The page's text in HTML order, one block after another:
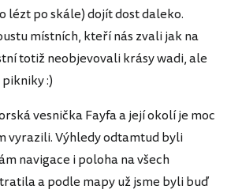
lézt po skále) dojít dost daleko.
místních, kteří nás zvali jak na
totiž neobjevovali krásy wadi, ale
:)
vesnička Fayfa a její okolí je moc
vyrazili. Výhledy odtamtud byli
navigace i poloha na všech
a podle mapy už jsme byli buď